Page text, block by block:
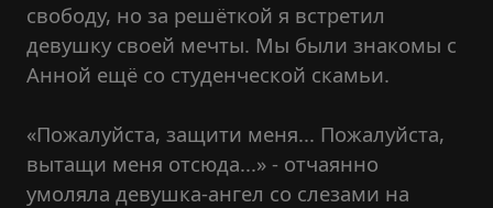
свободу, но за решёткой я встретил
девушку своей мечты. Мы были знакомы с
Анной ещё со студенческой скамьи.
«Пожалуйста, защити меня... Пожалуйста,
вытащи меня отсюда...» - отчаянно
умоляла девушка-ангел со слезами на